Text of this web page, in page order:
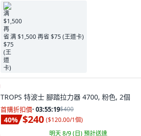
满 $1,500 再省 $75 (王道卡)
TROPS 特波士 腳踏拉力器 4700, 粉色, 2個
首購折扣價· 03:55:18$400
40% $240 ($120.00/1個)
明天 8/9 (日)預計送達